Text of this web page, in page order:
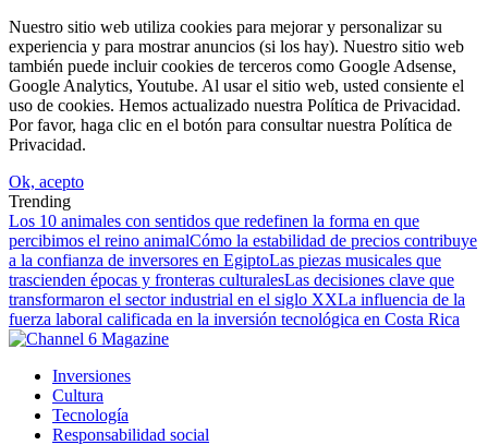
Nuestro sitio web utiliza cookies para mejorar y personalizar su
experiencia y para mostrar anuncios (si los hay). Nuestro sitio web
también puede incluir cookies de terceros como Google Adsense,
Google Analytics, Youtube. Al usar el sitio web, usted consiente el
uso de cookies. Hemos actualizado nuestra Política de Privacidad.
Por favor, haga clic en el botón para consultar nuestra Política de
Privacidad.
Ok, acepto
Trending
Los 10 animales con sentidos que redefinen la forma en que
percibimos el reino animalCómo la estabilidad de precios contribuye
a la confianza de inversores en EgiptoLas piezas musicales que
trascienden épocas y fronteras culturalesLas decisiones clave que
transformaron el sector industrial en el siglo XXLa influencia de la
fuerza laboral calificada en la inversión tecnológica en Costa Rica
Inversiones
Cultura
Tecnología
Responsabilidad social